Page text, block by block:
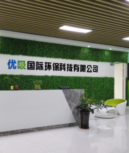
企业（“室内环境净化治理
甲级施工资质”“室内环境
污染治理资质等级证
书”）、拥有多名高级《环
境工程高级工程师》室内
空气治理资格认证的治理
人员、掌握室内空气净化
治理实用技术和五项专利
技术、八项计算机软件著
作权登记证书等。研发实